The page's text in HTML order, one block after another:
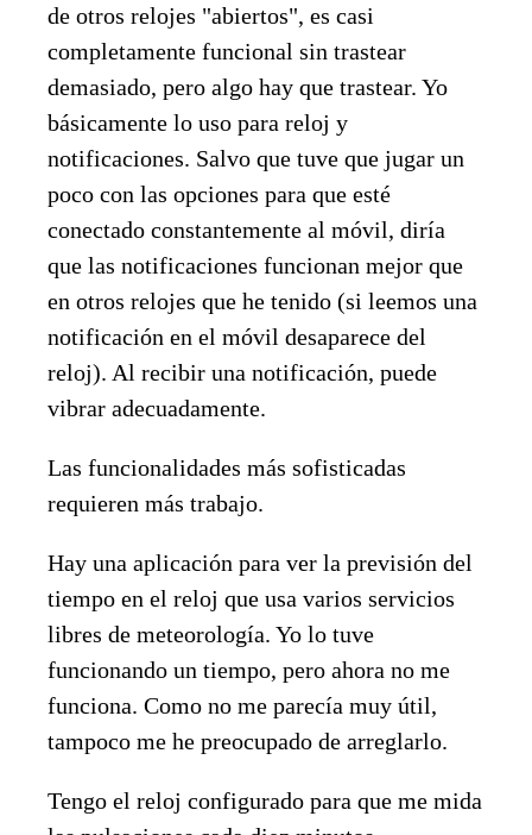
de otros relojes "abiertos", es casi
completamente funcional sin trastear
demasiado, pero algo hay que trastear. Yo
básicamente lo uso para reloj y
notificaciones. Salvo que tuve que jugar un
poco con las opciones para que esté
conectado constantemente al móvil, diría
que las notificaciones funcionan mejor que
en otros relojes que he tenido (si leemos una
notificación en el móvil desaparece del
reloj). Al recibir una notificación, puede
vibrar adecuadamente.
Las funcionalidades más sofisticadas
requieren más trabajo.
Hay una aplicación para ver la previsión del
tiempo en el reloj que usa varios servicios
libres de meteorología. Yo lo tuve
funcionando un tiempo, pero ahora no me
funciona. Como no me parecía muy útil,
tampoco me he preocupado de arreglarlo.
Tengo el reloj configurado para que me mida